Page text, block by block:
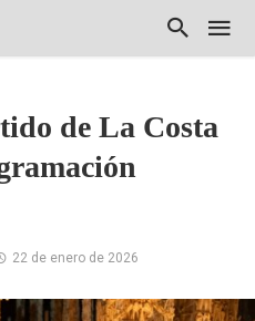
de La Costa
22 de enero de 2026